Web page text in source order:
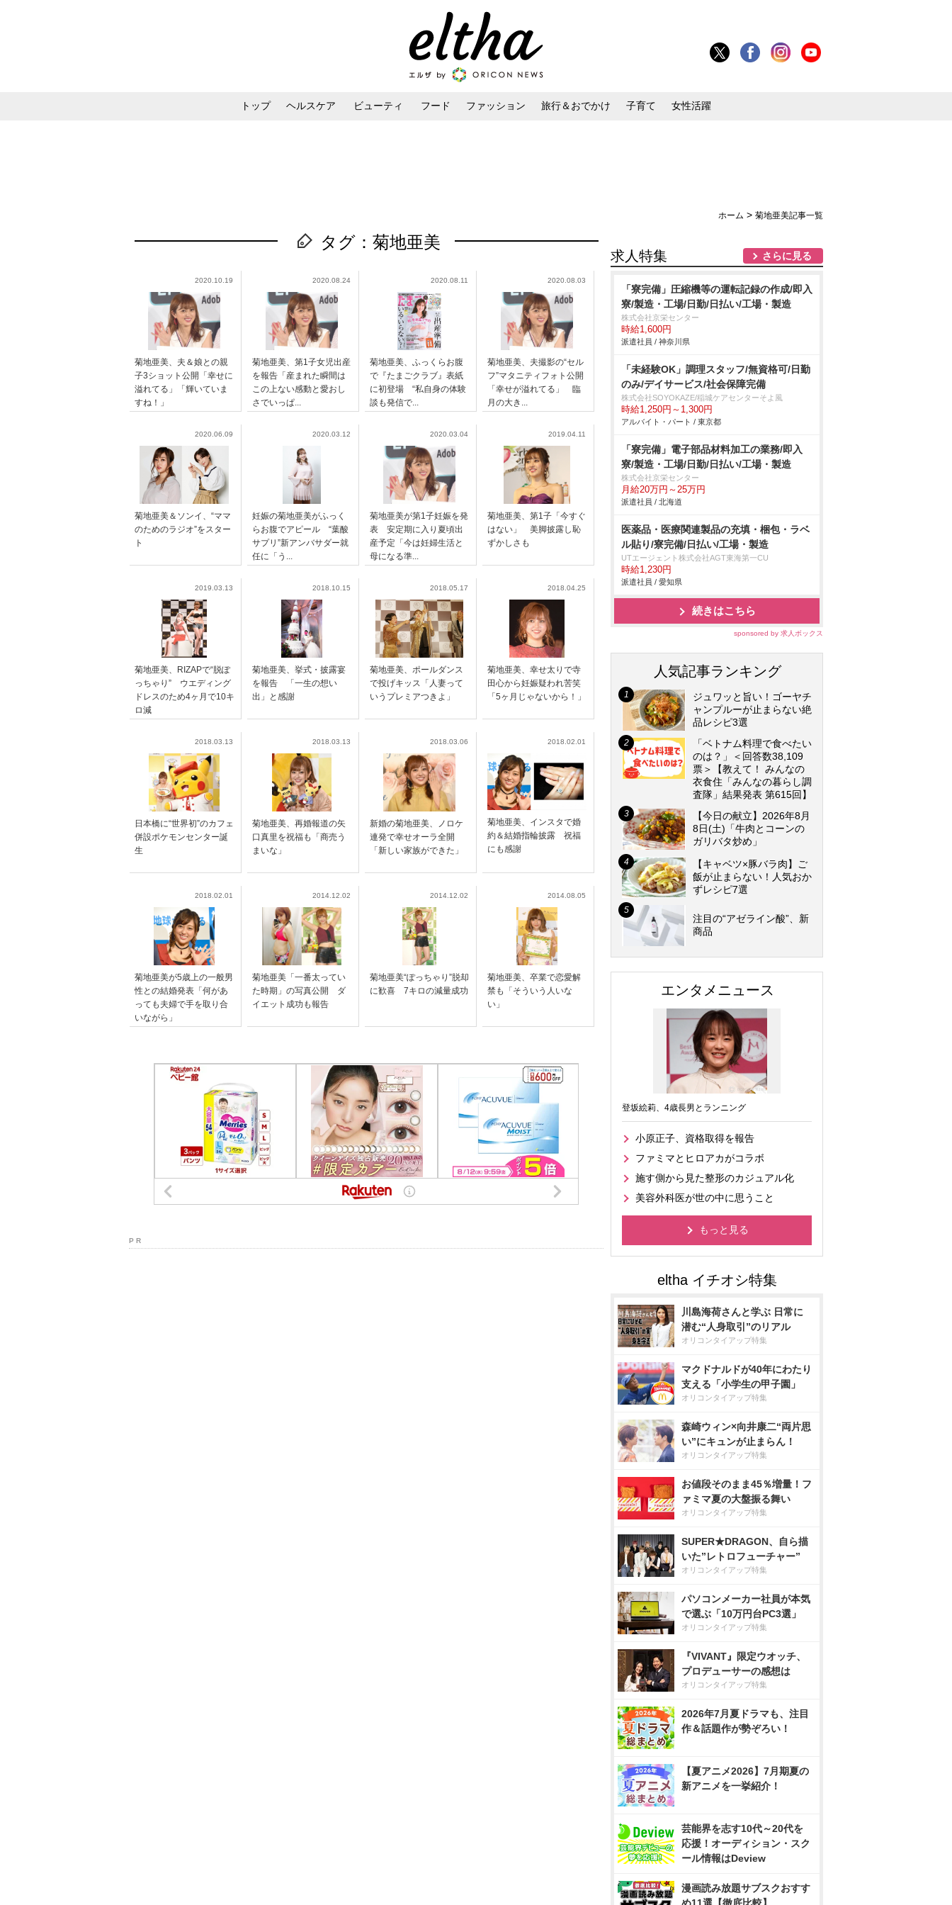
トップ ヘルスケア ビューティ フード ファッション 旅行＆おでかけ 子育て 女性活躍
ホーム > 菊地亜美記事一覧
タグ：菊地亜美
2020.10.19
菊地亜美、夫＆娘との親
子3ショット公開「幸せに
溢れてる」「輝いていま
すね！」
2020.08.24
菊地亜美、第1子女児出産
を報告「産まれた瞬間は
この上ない感動と愛おし
さでいっぱ...
2020.08.11
菊地亜美、ふっくらお腹
で『たまごクラブ』表紙
に初登場 “私自身の体験
談も発信で...
2020.08.03
菊地亜美、夫撮影の“セル
フ”マタニティフォト公開
「幸せが溢れてる」 臨
月の大き...
2020.06.09
菊地亜美＆ソンイ、“ママ
のためのラジオ”をスター
ト
2020.03.12
妊娠の菊地亜美がふっく
らお腹でアピール “葉酸
サプリ”新アンバサダー就
任に「う...
2020.03.04
菊地亜美が第1子妊娠を発
表 安定期に入り夏頃出
産予定「今は妊婦生活と
母になる準...
2019.04.11
菊地亜美、第1子「今すぐ
はない」 美脚披露し恥
ずかしさも
2019.03.13
菊地亜美、RIZAPで“脱ぽ
っちゃり” ウエディング
ドレスのため4ヶ月で10キ
ロ減
2018.10.15
菊地亜美、挙式・披露宴
を報告 「一生の想い
出」と感謝
2018.05.17
菊地亜美、ポールダンス
で投げキッス「人妻って
いうプレミアつきよ」
2018.04.25
菊地亜美、幸せ太りで寺
田心から妊娠疑われ苦笑
「5ヶ月じゃないから！」
2018.03.13
日本橋に“世界初”のカフェ
併設ポケモンセンター誕
生
2018.03.13
菊地亜美、再婚報道の矢
口真里を祝福も「商売う
まいな」
2018.03.06
新婚の菊地亜美、ノロケ
連発で幸せオーラ全開
「新しい家族ができた」
2018.02.01
菊地亜美、インスタで婚
約＆結婚指輪披露 祝福
にも感謝
2018.02.01
菊地亜美が5歳上の一般男
性との結婚発表「何があ
っても夫婦で手を取り合
いながら」
2014.12.02
菊地亜美「一番太ってい
た時期」の写真公開 ダ
イエット成功も報告
2014.12.02
菊地亜美“ぽっちゃり”脱却
に歓喜 7キロの減量成功
2014.08.05
菊地亜美、卒業で恋愛解
禁も「そういう人いな
い」
P R
求人特集 さらに見る
「寮完備」圧縮機等の運転記録の作成/即入
寮/製造・工場/日勤/日払い/工場・製造
株式会社京栄センター
時給1,600円
派遣社員 / 神奈川県
「未経験OK」調理スタッフ/無資格可/日勤
のみ/デイサービス/社会保障完備
株式会社SOYOKAZE/稲城ケアセンターそよ風
時給1,250円～1,300円
アルバイト・パート / 東京都
「寮完備」電子部品材料加工の業務/即入
寮/製造・工場/日勤/日払い/工場・製造
株式会社京栄センター
月給20万円～25万円
派遣社員 / 北海道
医薬品・医療関連製品の充填・梱包・ラベ
ル貼り/寮完備/日払い/工場・製造
UTエージェント株式会社AGT東海第一CU
時給1,230円
派遣社員 / 愛知県
続きはこちら
sponsored by 求人ボックス
人気記事ランキング
ジュワッと旨い！ゴーヤチ
ャンプルーが止まらない絶
品レシピ3選
「ベトナム料理で食べたい
のは？」＜回答数38,109
票＞【教えて！ みんなの
衣食住「みんなの暮らし調
査隊」結果発表 第615回】
【今日の献立】2026年8月
8日(土)「牛肉とコーンの
ガリバタ炒め」
【キャベツ×豚バラ肉】ご
飯が止まらない！人気おか
ずレシピ7選
注目の“アゼライン酸”、新
商品
エンタメニュース
登坂絵莉、4歳長男とランニング
小原正子、資格取得を報告
ファミマとヒロアカがコラボ
施す側から見た整形のカジュアル化
美容外科医が世の中に思うこと
もっと見る
川島海荷さんと学ぶ 日常に
潜む“人身取引”のリアル
オリコンタイアップ特集
マクドナルドが40年にわたり
支える「小学生の甲子園」
オリコンタイアップ特集
森崎ウィン×向井康二“両片思
い”にキュンが止まらん！
オリコンタイアップ特集
お値段そのまま45％増量！フ
ァミマ夏の大盤振る舞い
オリコンタイアップ特集
SUPER★DRAGON、自ら描
いた”レトロフューチャー”
オリコンタイアップ特集
パソコンメーカー社員が本気
で選ぶ「10万円台PC3選」
オリコンタイアップ特集
『VIVANT』限定ウオッチ、
プロデューサーの感想は
オリコンタイアップ特集
2026年7月夏ドラマも、注目
作＆話題作が勢ぞろい！
【夏アニメ2026】7月期夏の
新アニメを一挙紹介！
芸能界を志す10代～20代を
応援！オーディション・スク
ール情報はDeview
漫画読み放題サブスクおすす